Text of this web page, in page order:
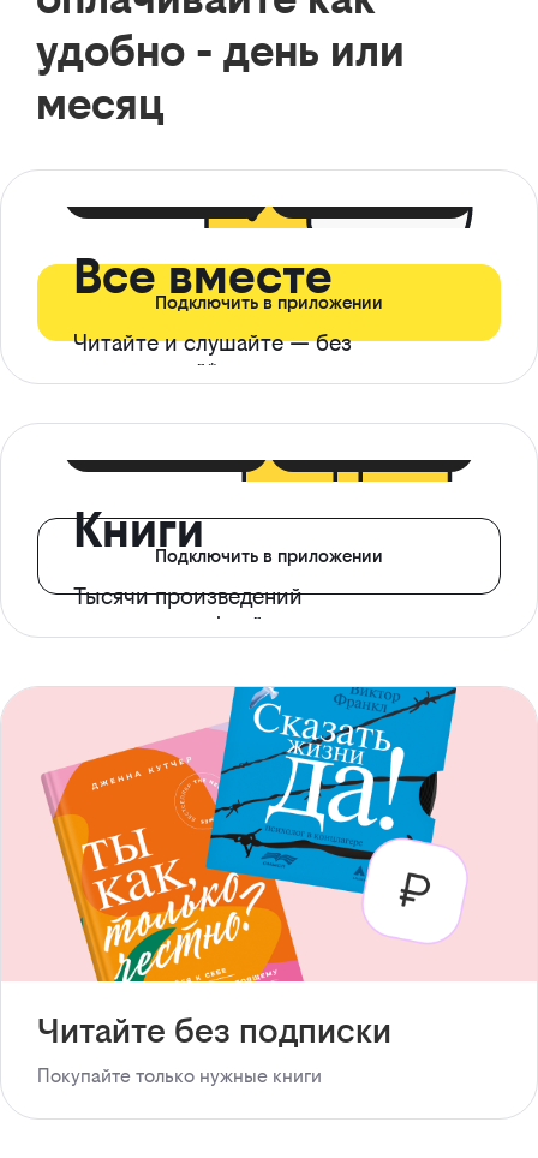
удобно - день или
месяц
Все вместе
Читайте и слушайте — без
ограничений*
Подключить в приложении
Книги
Тысячи произведений
с доступом офлайн
Подключить в приложении
Читайте без подписки
Покупайте только нужные книги